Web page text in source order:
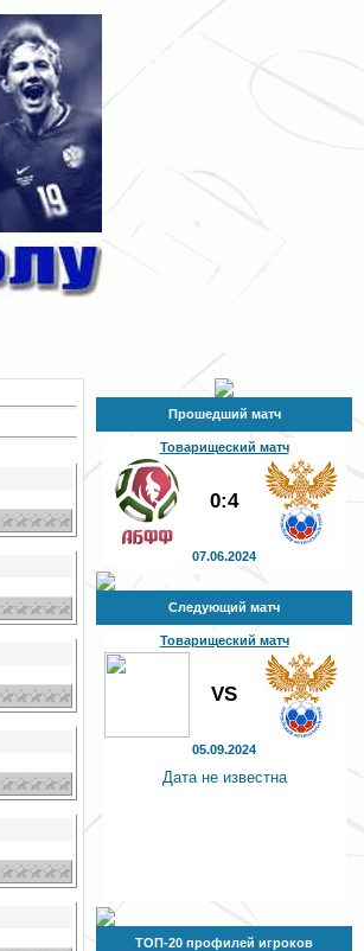
Прошедший матч
Товарищеский матч
0:4
07.06.2024
Следующий матч
Товарищеский матч
VS
05.09.2024
Дата не известна
ТОП-20 профилей игроков